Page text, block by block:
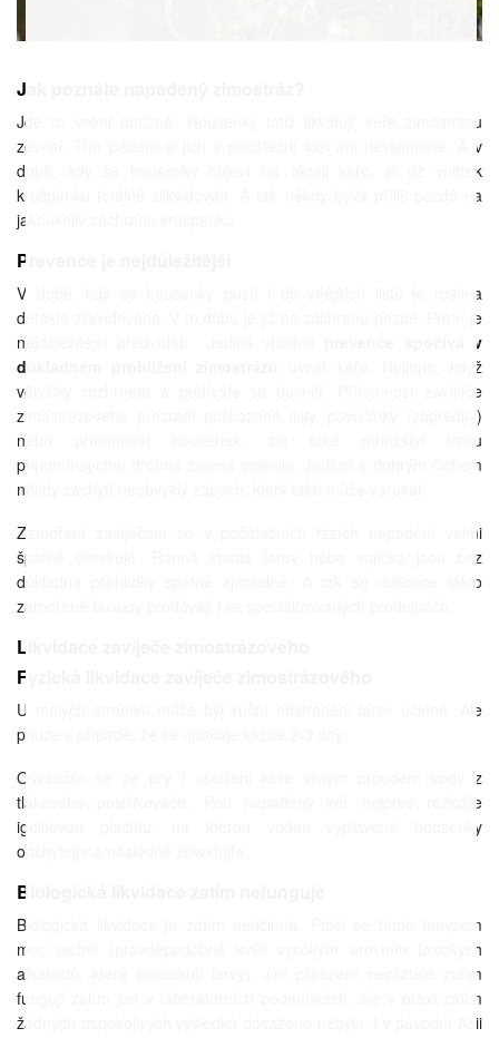
Jak poznáte napadený zimostráz?
Jde to velmi obtížně. Housenky totiž likvidují keře zimostrázu
zevnitř. Tím pádem si jich v počáteční fázi ani nevšimnete. A v
době, kdy se housenky objeví na okraji keře, je už vnitřek
krušpánku totálně zlikvidován. A tak někdy bývá příliš pozdě na
jakoukoliv záchranu krušpánku.
Prevence je nejdůležitější
V době, kdy se housenky pustí i do vnějších listů je rostina
defakto zlikvidována. V tu dobu je již na záchranu pozdě. Proto je
nejdůležitější předvídat. Jediná vhodná
revence spočívá v
důkladném prohlížení zimostrázů
uvnitř keře. Nejlépe, když
větvičky rozhrnete a podíváte se dovnitř. Přítomnost zavíječe
zimostrázového prozradí poškozené listy, pavučinky (zápředky)
nebo přítomnost housenek, ale také množství trusu
připomínajícího drobné zelené granule. Jedinci s dobrým čichem
někdy zachytí neobvyklý zápach, který také může varovat.
Zamoření zavíječem se v počátečních fázích napadení velmi
špatně detekuje. Ranná stadia larev nebo vajíčka jsou bez
důkladné prohlídky špatně zjistitelné. A tak se dokonce takto
zamořené buxusy prodávají i ve specializovaných prodejnách.
Likvidace zavíječe zimostrázového
Fyzická likvidace zavíječe zimostrázového
U malých stromků může být ruční odstranění larev účinné. Ale
pouze v případě, že se opakuje každé 2-3 dny.
Osvědčilo se že prý i ošetření keře silným proudem vody z
tlakového postřikovače. Pod napadený keř nejprve rozložte
igelitovou plachtu, na kterou vodou vyplavené housenky
odchytejte a následně zlikvidujte.
Biologická likvidace zatím nefunguje
Biologická likvidace je zatím neúčinná. Ptáci se tímto hmyzem
moc neživí (pravděpodobně kvůli vysokým úrovním toxických
alkaloidů, které produkují larvy). Jiní přirození nepřátelé zatím
fungují zatím jen v laboratorních podmínkách, ale v praxi zatím
žádných uspokojivých výsledků dosaženo nebylo. I v původní Asii